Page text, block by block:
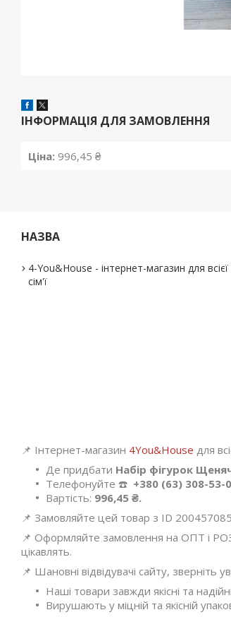
ІНФОРМАЦІЯ ДЛЯ ЗАМОВЛЕННЯ
Ціна: 996,45 ₴
НАЗВА
4-You&House - інтернет-магазин для всієї
сім'ї
📌 Інтернет-магазин 4You&House для
Де придбати Набір фігурок
Телефонуйте ☎️ +380 (63) 308-
Вартість: 996,45 ₴.
📌 Замовляйте цей товар з ID
📌 Оформляйте замовлення на ОПТ і
цікавлять.
📌 Шановні відвідувачі сайту, зверніть
Наші товари завжди якісні та
Вирушають у міцній та якісній